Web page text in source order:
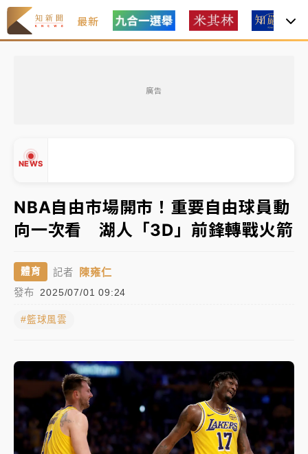
最新
廣告
NEWS
中信慈善基金會想增加董事人數！辜仲諒向法院聲請遭
駁 理由曝光
故宮《龍藏經》特展第2檔！今線上預約開賣一度塞車
周六起展出延長至晚上7時
台東農業處長涉圖利渡假村！東檢抗告成功 今重開羈
父親節泡湯了！中颱白海豚雨彈轟3天 「紅到發紫」降
雨熱區曝
暑假過三周才推「E宿新北打卡趣」！抽獎程序複雜 觀
旅局回應了
中信慈善基金會想增加董事人數！辜仲諒向法院聲請遭
駁 理由曝光
NBA自由市場開市！重要自由球員動
向一次看 湖人「3D」前鋒轉戰火箭
體育 記者 陳雍仁
發布 2025/07/01 09:24
#籃球風雲